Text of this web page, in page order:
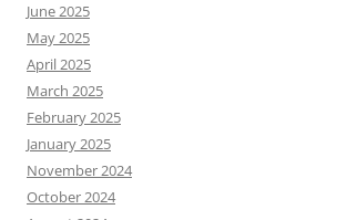
June 2025
May 2025
April 2025
March 2025
February 2025
January 2025
November 2024
October 2024